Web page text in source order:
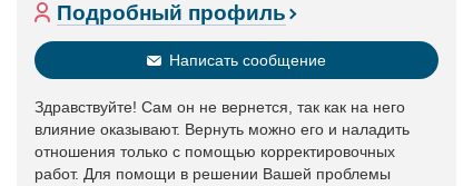
Подробный профиль
Написать сообщение
Здравствуйте! Сам он не вернется, так как на него
влияние оказывают. Вернуть можно его и наладить
отношения только с помощью корректировочных
работ. Для помощи в решении Вашей проблемы